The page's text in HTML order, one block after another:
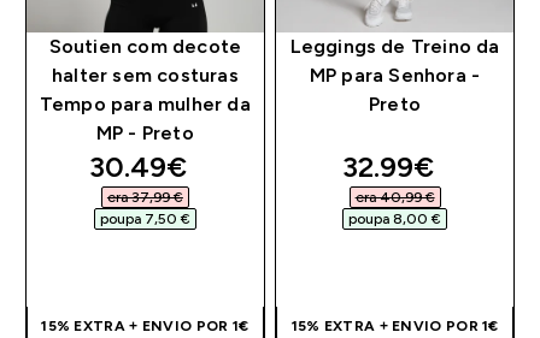
Soutien com decote
halter sem costuras
Tempo para mulher da
MP - Preto
discounted price
30.49€‎
era 37,99 €‎
poupa 7,50 €‎
15% EXTRA + ENVIO POR 1€
Leggings de Treino da
MP para Senhora -
Preto
discounted
32.99€‎
era 40,99 €‎
poupa 8,00 €‎
15% EXTRA + ENVIO POR 1€